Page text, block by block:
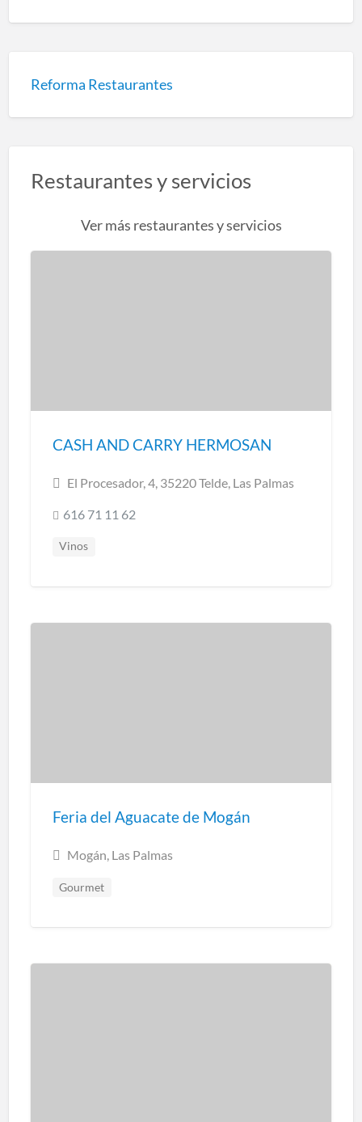
Reforma Restaurantes
Restaurantes y servicios
Ver más restaurantes y servicios
CASH AND CARRY HERMOSAN
El Procesador, 4, 35220 Telde, Las Palmas
616 71 11 62
Vinos
Feria del Aguacate de Mogán
Mogán, Las Palmas
Gourmet